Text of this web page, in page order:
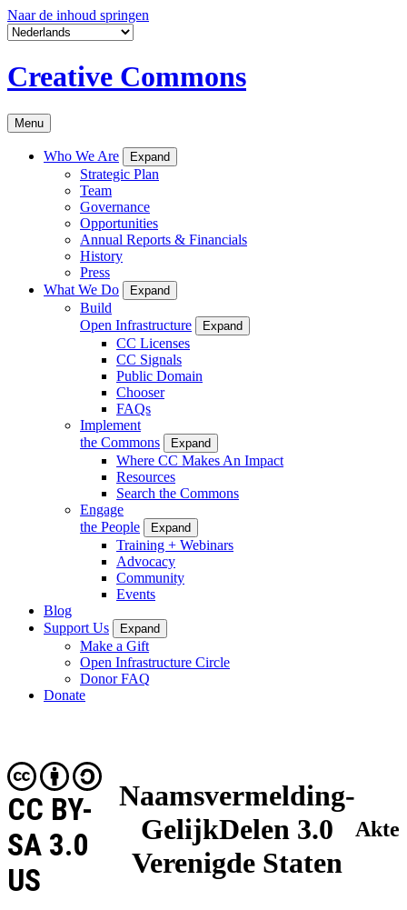
Naar de inhoud springen
Creative Commons
Menu
Who We Are Expand
Strategic Plan
Team
Governance
Opportunities
Annual Reports & Financials
History
Press
What We Do
Expand
Build
Open Infrastructure
Expand
CC Licenses
CC Signals
Public Domain
Chooser
FAQs
Implement
the Commons
Expand
Where CC Makes An Impact
Resources
Search the Commons
Engage
the People
Expand
Training + Webinars
Advocacy
Community
Events
Blog
Support Us
Expand
Make a Gift
Open Infrastructure Circle
Donor FAQ
Donate
Naamsvermelding-
GelijkDelen 3.0
Verenigde Staten
CC BY-
SA 3.0
US
Akte